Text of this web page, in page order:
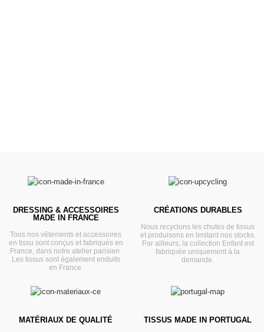
DRESSING & ACCESSOIRES
MADE IN FRANCE
Tous nos vêtements et accessoires
en tissu sont conçus et fabriqués en
France, dans notre atelier parisien.
Les tissus sont également enduits
en France.
CRÉATIONS DURABLES
Nous recyclons les chutes de tissus
et produisons en limitant nos stocks.
Par ailleurs, la collection Enfant est
fabriquée uniquement à la
demande.
MATÉRIAUX DE QUALITÉ TISSUS MADE IN PORTUGAL